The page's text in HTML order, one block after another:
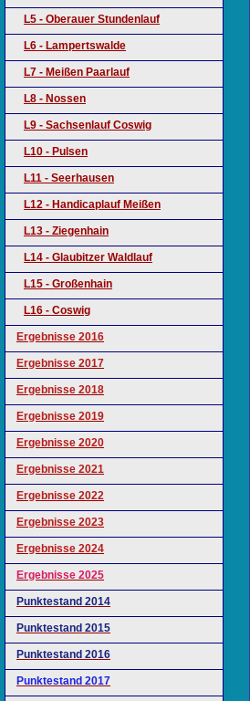
L5 - Oberauer Stundenlauf
L6 - Lampertswalde
L7 - Meißen Paarlauf
L8 - Nossen
L9 - Sachsenlauf Coswig
L10 - Pulsen
L11 - Seerhausen
L12 - Handicaplauf Meißen
L13 - Ziegenhain
L14 - Glaubitzer Waldlauf
L15 - Großenhain
L16 - Coswig
Ergebnisse 2016
Ergebnisse 2017
Ergebnisse 2018
Ergebnisse 2019
Ergebnisse 2020
Ergebnisse 2021
Ergebnisse 2022
Ergebnisse 2023
Ergebnisse 2024
Ergebnisse 2025
Punktestand 2014
Punktestand 2015
Punktestand 2016
Punktestand 2017